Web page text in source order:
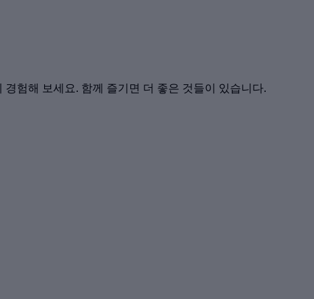
험해 보세요. 함께 즐기면 더 좋은 것들이 있습니다.